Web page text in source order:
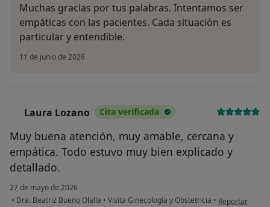
Muchas gracias por tus palabras. Intentamos ser
empáticas con las pacientes. Cada situación es
particular y entendible.
11 de junio de 2026
Laura Lozano Cita verificada
Muy buena atención, muy amable, cercana y
empática. Todo estuvo muy bien explicado y
detallado.
27 de mayo de 2026
• Dra. Beatriz Bueno Olalla • Visita Ginecología y Obstetricia • en opinión del
Reportar